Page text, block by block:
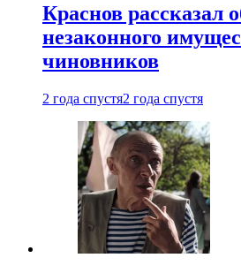
Краснов рассказал
незаконного
чиновников
2 года спустя2 года спустя